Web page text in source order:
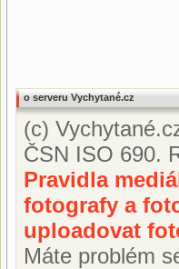
o serveru Vychytané.cz
(c)
ČSN ISO 690.
Pravidla
fotografy a
uploadovat
Máte problém